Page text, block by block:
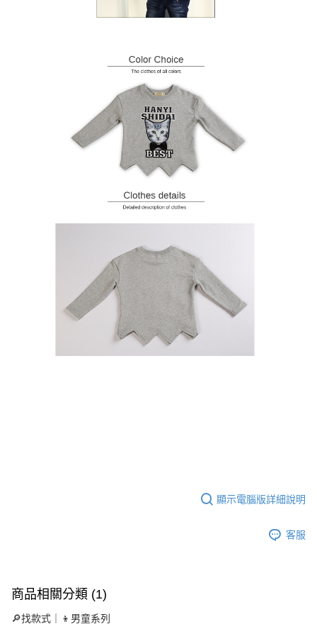
顯示電腦版詳細說明
客服
商品相關分類 (1)
🔎找款式｜👦男童系列